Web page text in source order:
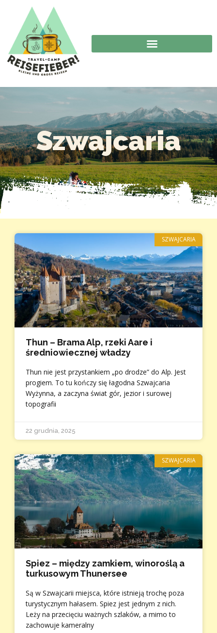
Szwajcaria
SZWAJCARIA
Thun – Brama Alp, rzeki Aare i
średniowiecznej władzy
Thun nie jest przystankiem „po drodze” do Alp. Jest
progiem. To tu kończy się łagodna Szwajcaria
Wyżynna, a zaczyna świat gór, jezior i surowej
topografii
22 grudnia, 2025
SZWAJCARIA
Spiez – między zamkiem, winoroślą a
turkusowym Thunersee
Są w Szwajcarii miejsca, które istnieją trochę poza
turystycznym hałasem. Spiez jest jednym z nich.
Leży na przecięciu ważnych szlaków, a mimo to
zachowuje kameralny